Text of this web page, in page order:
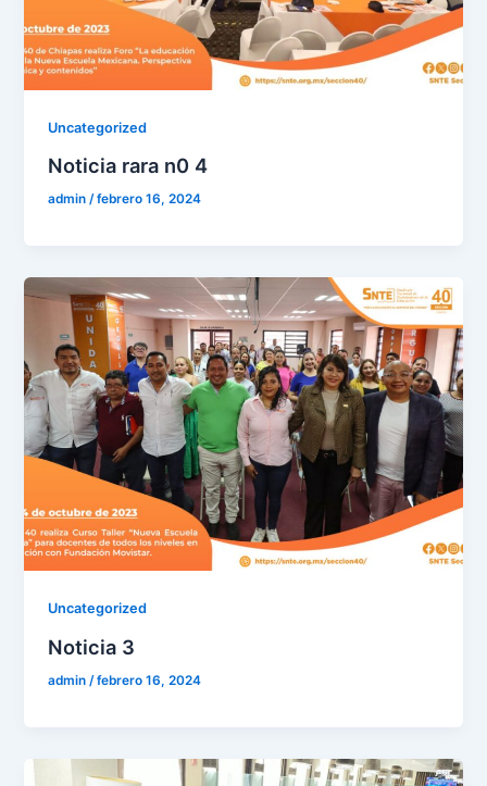
Uncategorized
Noticia rara n0 4
admin/febrero 16, 2024
Uncategorized
Noticia 3
admin /febrero 16, 2024